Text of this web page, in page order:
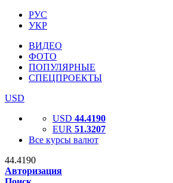
РУС
УКР
ВИДЕО
ФОТО
ПОПУЛЯРНЫЕ
СПЕЦПРОЕКТЫ
USD
USD 44.4190
EUR 51.3207
Все курсы валют
44.4190
Авторизация